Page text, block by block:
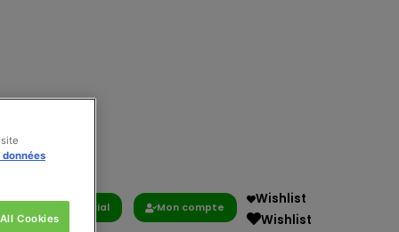
Commercial Mon compte
Wishlist
Wishlist
Cookies